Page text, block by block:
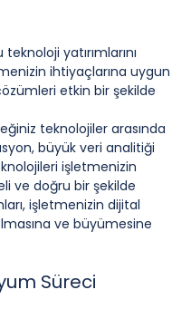
yatırımlarını
ihtiyaçlarına uygun
etkin bir şekilde
teknolojiler arasında
büyük veri analitiği
işletmenizin
ve doğru bir şekilde
işletmenizin dijital
ve büyümesine
Süreci